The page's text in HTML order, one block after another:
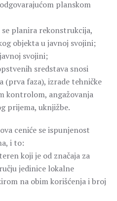
planskom
planira rekonstrukcija,
objekta u javnoj svojini;
svojini;
sredstava snosi
faza), izrade tehničke
kontrolom, angažovanja
prijema, uknjižbe.
ceniće se ispunjenost
i to:
koji je od značaja za
jedinice lokalne
na obim korišćenja i broj